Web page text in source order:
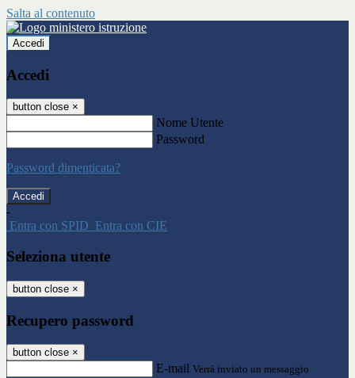
Salta al contenuto
Accedi
Accedi
button close ×
Nome Utente
Password
Password dimenticata?
-
Entra con SPID Entra con CIE
Seleziona utente
button close ×
Recupero password
button close ×
E-mail Verrà inviato un messaggio